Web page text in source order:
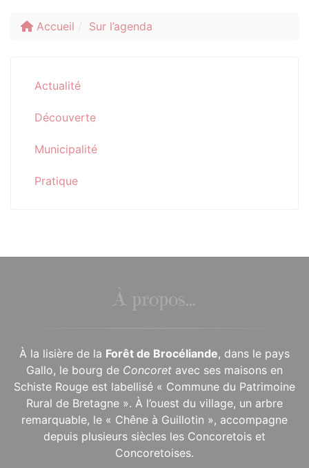
Accueil Sur l’agenda
Actualité
Découverte
Municipalité
Pratique
À propos...
À la lisière de la Forêt de Brocéliande, dans le pays
Gallo, le bourg de Concoret avec ses maisons en
Schiste Rouge est labellisé « Commune du Patrimoine
Rural de Bretagne ». À l’ouest du village, un arbre
remarquable, le « Chêne à Guillotin », accompagne
depuis plusieurs siècles les Concoretois et
Concoretoises.